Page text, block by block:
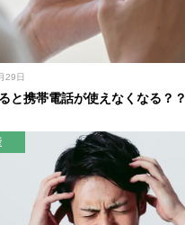
29日
と携帯電話が使えなくなる？？